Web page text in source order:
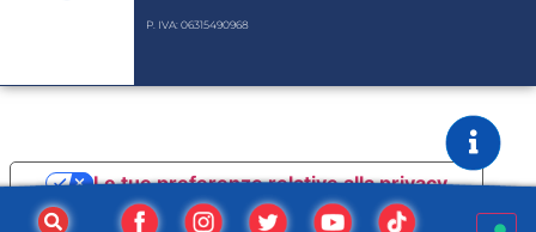
P. IVA: 06315490968
Informativa sulla raccolta
Le tue preferenze relative alla privacy